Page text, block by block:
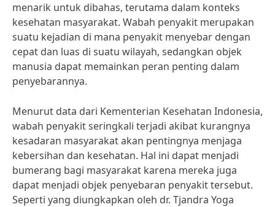
menarik untuk dibahas, terutama dalam konteks
kesehatan masyarakat. Wabah penyakit merupakan
suatu kejadian di mana penyakit menyebar dengan
cepat dan luas di suatu wilayah, sedangkan objek
manusia dapat memainkan peran penting dalam
penyebarannya.
Menurut data dari Kementerian Kesehatan Indonesia,
wabah penyakit seringkali terjadi akibat kurangnya
kesadaran masyarakat akan pentingnya menjaga
kebersihan dan kesehatan. Hal ini dapat menjadi
bumerang bagi masyarakat karena mereka juga
dapat menjadi objek penyebaran penyakit tersebut.
Seperti yang diungkapkan oleh dr. Tjandra Yoga